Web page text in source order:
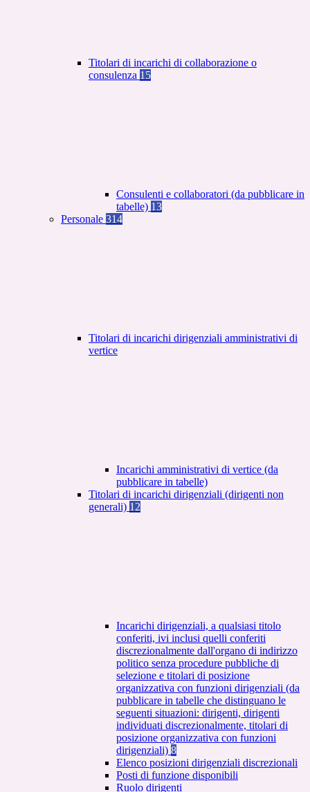
Titolari di incarichi di collaborazione o
consulenza 15
Consulenti e collaboratori (da pubblicare in
tabelle) 13
Personale 314
Titolari di incarichi dirigenziali amministrativi di
vertice
Incarichi amministrativi di vertice (da
pubblicare in tabelle)
Titolari di incarichi dirigenziali (dirigenti non
generali) 12
Incarichi dirigenziali, a qualsiasi titolo
conferiti, ivi inclusi quelli conferiti
discrezionalmente dall'organo di indirizzo
politico senza procedure pubbliche di
selezione e titolari di posizione
organizzativa con funzioni dirigenziali (da
pubblicare in tabelle che distinguano le
seguenti situazioni: dirigenti, dirigenti
individuati discrezionalmente, titolari di
posizione organizzativa con funzioni
dirigenziali) 8
Elenco posizioni dirigenziali discrezionali
Posti di funzione disponibili
Ruolo dirigenti